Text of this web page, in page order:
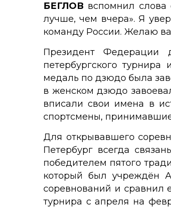
БЕГЛОВ вспомнил слова
лучше, чем вчера». Я
команду России. Желаю
Президент Федерации
петербургского
медаль по дзюдо была
в женском дзюдо
вписали свои имена в
спортсмены,
Для открывавшего
Петербург всегда
победителем пятого
который был учреждён
соревнований и сравнил
турнира с апреля на